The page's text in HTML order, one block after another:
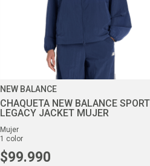
NEW BALANCE
CHAQUETA NEW BALANCE SPORT
LEGACY JACKET MUJER
mujer
1 color
$99.990